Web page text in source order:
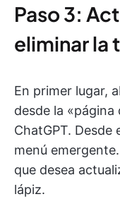
Paso 3:
eliminar la
En primer lugar,
desde la
ChatGPT. Desde
menú
que desea
lápiz.